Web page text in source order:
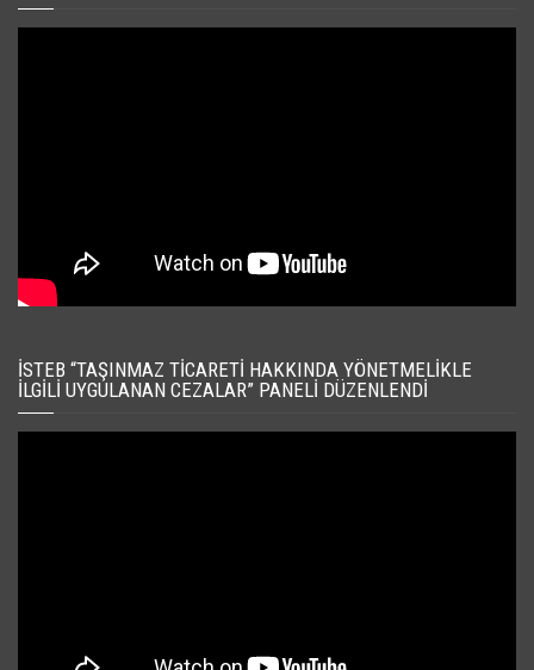
İSTEB “TAŞINMAZ TICARETI HAKKINDA YÖNETMELIKLE
İLGILI UYGULANAN CEZALAR” PANELI DÜZENLENDI